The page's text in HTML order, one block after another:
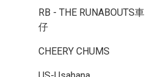
RB - THE RUNABOUTS車
仔
CHEERY CHUMS